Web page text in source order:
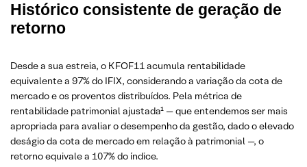
Histórico consistente de geração de
retorno
Desde a sua estreia, o KFOF11 acumula rentabilidade
equivalente a 97% do IFIX, considerando a variação da cota de
mercado e os proventos distribuídos. Pela métrica de
rentabilidade patrimonial ajustada¹ — que entendemos ser mais
apropriada para avaliar o desempenho da gestão, dado o elevado
deságio da cota de mercado em relação à patrimonial —, o
retorno equivale a 107% do índice.